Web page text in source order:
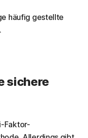
häufig gestellte
sichere
Faktor-